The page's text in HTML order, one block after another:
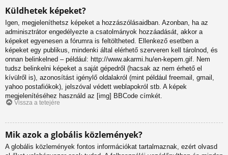
Küldhetek képeket?
Igen, megjeleníthetsz képeket a hozzászólásaidban. Azonban, ha az
adminisztrátor engedélyezte a csatolmányok hozzáadását, akkor a
képeket egyenesen a fórumra is feltöltheted. Ellenkező esetben a
képeket egy publikus, mindenki által elérhető szerveren kell tárolnod, és
onnan belinkelned – például: http://www.akarmi.hu/en-kepem.gif. Nem
tudsz belinkelni képeket a saját gépedről (hacsak az nem érhető el
kívülről is), azonosítást igénylő oldalakról (mint például freemail, gmail,
yahoo postafiókok), jelszóval védett weblapokról stb. A képek
megjelenítéséhez használd az [img] BBCode címkét.
Vissza a tetejére
Mik azok a globális közlemények?
A globális közlemények fontos információkat tartalmaznak, ezért olvasd